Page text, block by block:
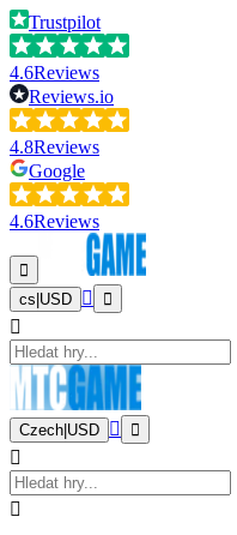
Trustpilot
4.6Reviews
Reviews.io
4.8Reviews
Google
4.6Reviews
cs USD
Czech USD